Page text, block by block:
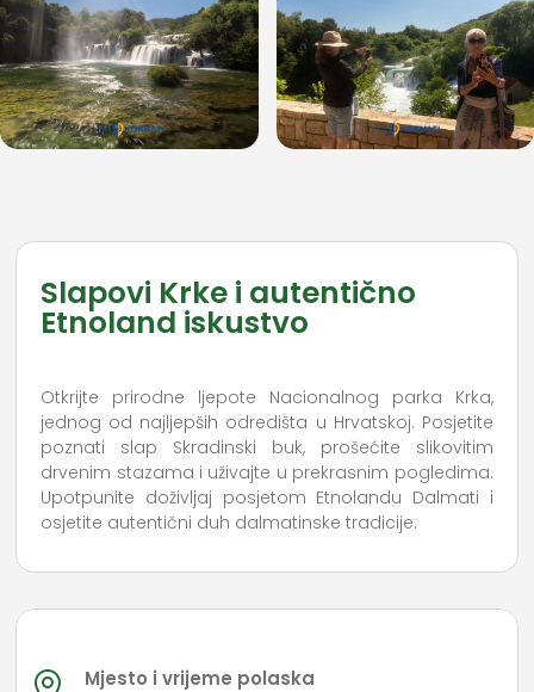
Slapovi Krke i autentično
Etnoland iskustvo
Otkrijte prirodne ljepote Nacionalnog parka Krka,
jednog od najljepših odredišta u Hrvatskoj. Posjetite
poznati slap Skradinski buk, prošećite slikovitim
drvenim stazama i uživajte u prekrasnim pogledima.
Upotpunite doživljaj posjetom Etnolandu Dalmati i
osjetite autentični duh dalmatinske tradicije.
Mjesto i vrijeme polaska